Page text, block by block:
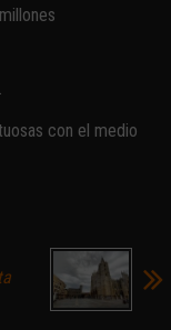
con el medio